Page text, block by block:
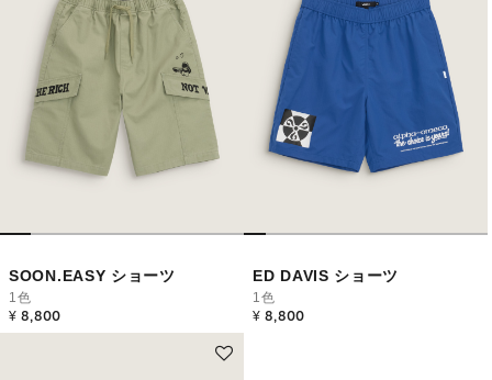
SOON.EASY ショーツ
1色
¥ 8,800
ED DAVIS ショーツ
1色
¥ 8,800